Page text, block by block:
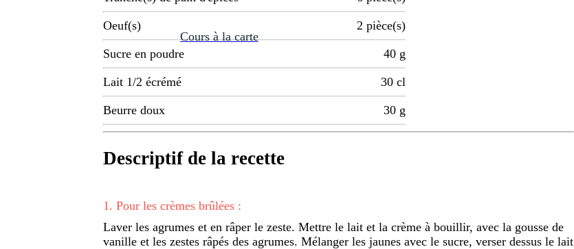
Cours à la carte
Oeuf(s) 2 pièce(s)
Sucre en poudre 40 g
Lait 1/2 écrémé 30 cl
Beurre doux 30 g
Descriptif de la recette
1 . Pour les crèmes brûlées :
Laver les agrumes et en râper le zeste. Mettre le lait et la crème à bouillir, avec la gousse de
vanille et les zestes râpés des agrumes. Mélanger les jaunes avec le sucre, verser dessus le lait